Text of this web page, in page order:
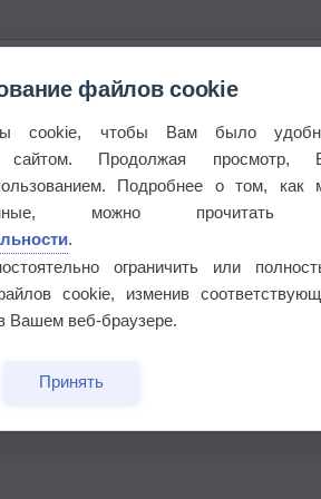
файлов cookie
cookie, чтобы Вам было
сайтом. Продолжая просмотр,
Подробнее о том, как
можно прочитать
.
ограничить или
cookie, изменив
Вашем веб-браузере.
Принять